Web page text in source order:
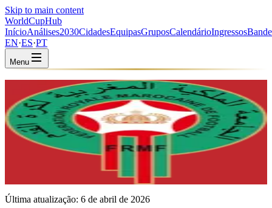
Skip to main content
WorldCupHub
InícioAnálises2030CidadesEquipasGruposCalendárioIngressos
EN·ES·PT
Menu
/Equipas
/Morocco
Morocco
MAR · Group C · Coached by Mohamed Ouahbi
Última atualização: 6 de abril de 2026